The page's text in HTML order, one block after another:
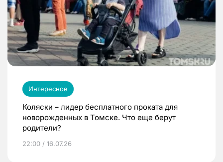
Интересное
Коляски – лидер бесплатного проката для
новорожденных в Томске. Что еще берут
родители?
22:00 / 16.07.26